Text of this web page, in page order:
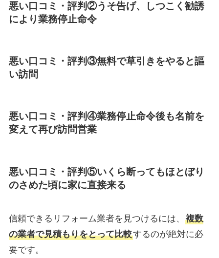
悪い口コミ・評判②うそ告げ、しつこく勧誘
により業務停止命令
悪い口コミ・評判③無料で草引きをやると謳
い訪問
悪い口コミ・評判④業務停止命令後も名前を
変えて再び訪問営業
悪い口コミ・評判⑤いくら断ってもほとぼり
のさめた頃に家に直接来る
信頼できるリフォーム業者を見つけるには、 複数
の業者で見積もりをとって比較するのが絶対に必
要です。